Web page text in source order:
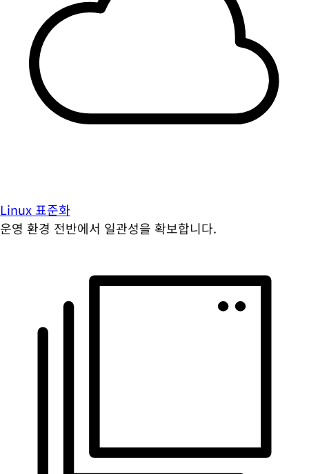
Linux 표준화
운영 환경 전반에서 일관성을 확보합니다.